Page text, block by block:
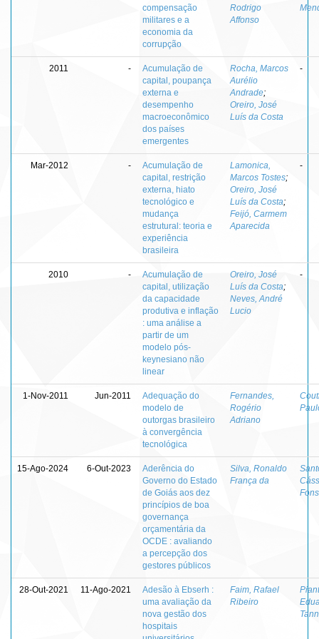
compensação
militares e a
economia da
corrupção
Rodrigo
Affonso
2011 -
Acumulação de
capital, poupança
externa e
desempenho
macroeconômico
dos países
emergentes
Rocha, Marcos
Aurélio
Andrade;
Oreiro, José
Luís da Costa
-
Mar-2012 -
Acumulação de
capital, restrição
externa, hiato
tecnológico e
mudança
estrutural: teoria e
experiência
brasileira
Lamonica,
Marcos Tostes;
Oreiro, José
Luís da Costa;
Feijó, Carmem
Aparecida
-
2010 -
Acumulação de
capital, utilização
da capacidade
produtiva e inflação
: uma análise a
partir de um
modelo pós-
keynesiano não
linear
Oreiro, José
Luís da Costa;
Neves, André
Lucio
-
1-Nov-2011 Jun-2011
Adequação do
modelo de
outorgas brasileiro
à convergência
tecnológica
Fernandes,
Rogério
Adriano
15-Ago-2024 6-Out-2023
Aderência do
Governo do Estado
de Goiás aos dez
princípios de boa
governança
orçamentária da
OCDE : avaliando
a percepção dos
gestores públicos
Silva, Ronaldo
França da
28-Out-2021 11-Ago-2021
Adesão à Ebserh :
uma avaliação da
nova gestão dos
hospitais
Faim, Rafael
Ribeiro